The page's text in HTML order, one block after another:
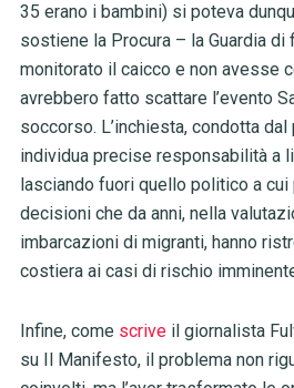
35 erano i bambini) si poteva
sostiene la Procura – la Guardia di
monitorato il caicco e non avesse
avrebbero fatto scattare l’evento
soccorso. L’inchiesta, condotta
individua precise responsabilità a
lasciando fuori quello politico a
decisioni che da anni, nella
imbarcazioni di migranti, hanno
costiera ai casi di rischio
Infine, come scriveil giornalista
su Il Manifesto, il problema non